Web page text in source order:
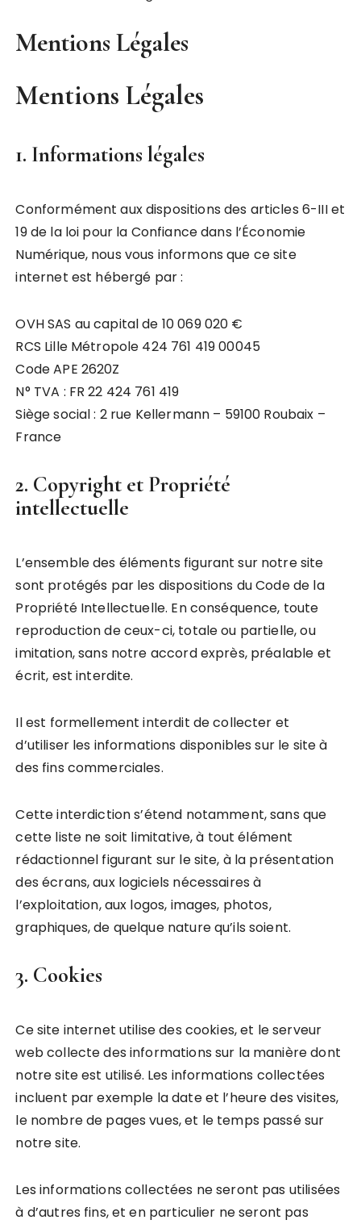
Mentions Légales
Mentions Légales
1. Informations légales
Conformément aux dispositions des articles 6-III et
19 de la loi pour la Confiance dans l’Économie
Numérique, nous vous informons que ce site
internet est hébergé par :
OVH SAS au capital de 10 069 020 €
RCS Lille Métropole 424 761 419 00045
Code APE 2620Z
N° TVA : FR 22 424 761 419
Siège social : 2 rue Kellermann – 59100 Roubaix –
France
2. Copyright et Propriété
intellectuelle
L’ensemble des éléments figurant sur notre site
sont protégés par les dispositions du Code de la
Propriété Intellectuelle. En conséquence, toute
reproduction de ceux-ci, totale ou partielle, ou
imitation, sans notre accord exprès, préalable et
écrit, est interdite.
Il est formellement interdit de collecter et
d’utiliser les informations disponibles sur le site à
des fins commerciales.
Cette interdiction s’étend notamment, sans que
cette liste ne soit limitative, à tout élément
rédactionnel figurant sur le site, à la présentation
des écrans, aux logiciels nécessaires à
l’exploitation, aux logos, images, photos,
graphiques, de quelque nature qu’ils soient.
3. Cookies
Ce site internet utilise des cookies, et le serveur
web collecte des informations sur la manière dont
notre site est utilisé. Les informations collectées
incluent par exemple la date et l’heure des visites,
le nombre de pages vues, et le temps passé sur
notre site.
Les informations collectées ne seront pas utilisées
à d’autres fins, et en particulier ne seront pas